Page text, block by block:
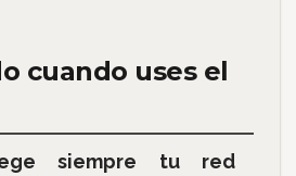
cuando uses el
siempre tu red